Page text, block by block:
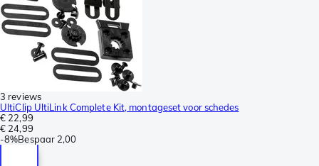
3 reviews
UltiClip UltiLink Complete Kit, montageset voor schedes
€ 22,99
€ 24,99
-8%Bespaar 2,00